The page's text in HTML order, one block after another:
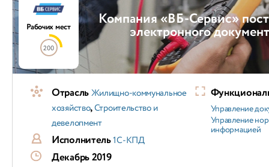
Компания «ВБ-Сервис»
электронного
Рабочих мест
200
ОтрасльЖилищно-коммунальное
хозяйство,Строительство и
девелопмент
Исполнитель1С-КПД
Декабрь 2019
Управление
Управление
информацией